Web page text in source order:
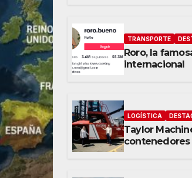
TRANSPORTE
Roro, la
internacional
LOGÍSTICA
Taylor
contenedores